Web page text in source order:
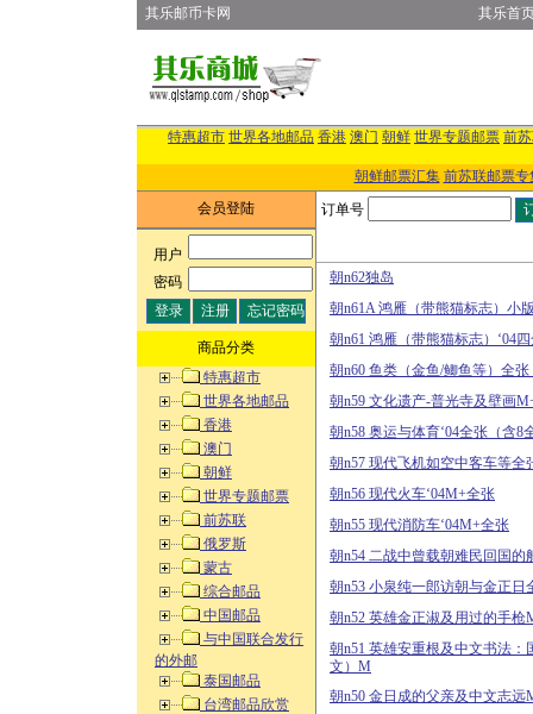
其乐邮币卡网 其乐首
特惠超市 世界各地邮品 香港 澳门 朝鲜 世界专题邮票 前
朝鲜邮票汇集 前苏联邮票专
会员登陆
用户:
密码:
商品分类
特惠超市
世界各地邮品
香港
澳门
朝鲜
世界专题邮票
前苏联
俄罗斯
蒙古
综合邮品
中国邮品
与中国联合发行
的外邮
泰国邮品
台湾邮品欣赏
订单号
朝n62独岛
朝n61A 鸿雁（带熊猫标志）小
朝n61 鸿雁（带熊猫标志）‘04
朝n60 鱼类（金鱼/鲫鱼等）全
朝n59 文化遗产-普光寺及壁画
朝n58 奥运与体育‘04全张（含8
朝n57 现代飞机如空中客车等全
朝n56 现代火车‘04M+全张
朝n55 现代消防车‘04M+全张
朝n54 二战中曾载朝难民回国的
朝n53 小泉纯一郎访朝与金正日
朝n52 英雄金正淑及用过的手枪
朝n51 英雄安重根及中文书法
文）M
朝n50 金日成的父亲及中文志远